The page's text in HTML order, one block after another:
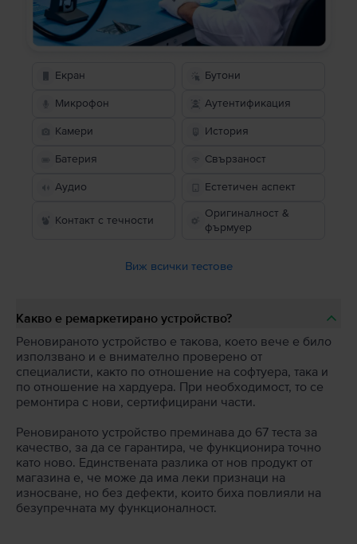
Екран Бутони
Микрофон Аутентификация
Камери История
Батерия Свързаност
Аудио Естетичен аспект
Контакт с течности
Оригиналност &
фърмуер
Виж всички тестове
Какво е ремаркетирано устройство?
Реновираното устройство е такова, което вече е било
използвано и е внимателно проверено от
специалисти, както по отношение на софтуера, така и
по отношение на хардуера. При необходимост, то се
ремонтира с нови, сертифицирани части.
Реновираното устройство преминава до 67 теста за
качество, за да се гарантира, че функционира точно
като ново. Единствената разлика от нов продукт от
магазина е, че може да има леки признаци на
износване, но без дефекти, които биха повлияли на
безупречната му функционалност.